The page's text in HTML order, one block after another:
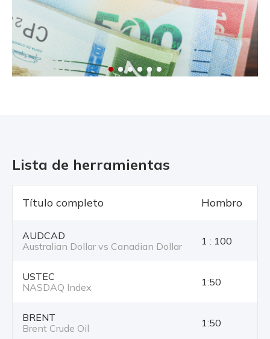
Lista de herramientas
Título completo Hombro
AUDCAD
Australian Dollar vs Canadian Dollar
1 : 100
USTEC
NASDAQ Index
1:50
BRENT
Brent Crude Oil
1:50